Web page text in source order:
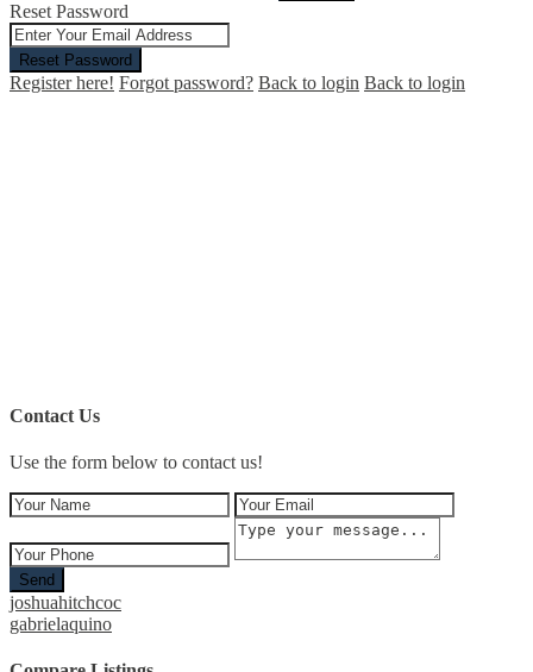
Reset Password
Reset Password
Register here! Forgot password? Back to login Back to login
Contact Us
Use the form below to contact us!
Send
joshuahitchcoc
gabrielaquino